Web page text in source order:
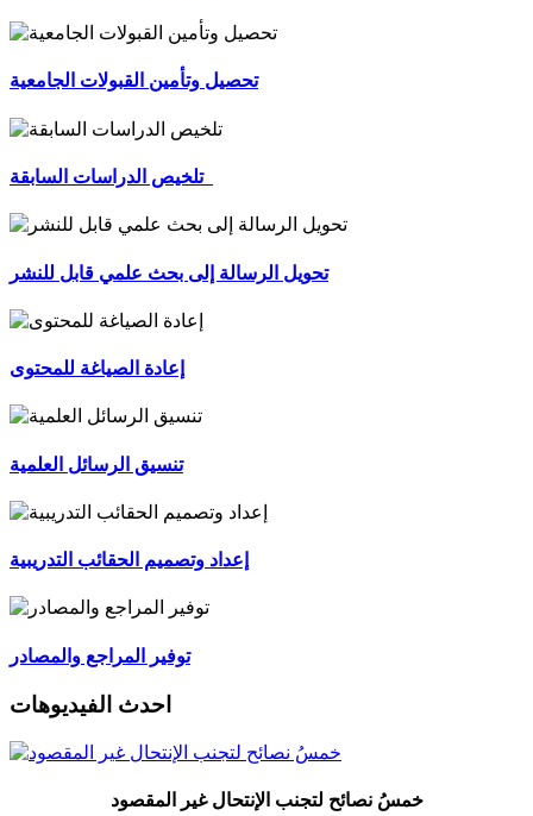
تحصيل وتأمين القبولات الجامعية
تلخيص الدراسات السابقة
تحويل الرسالة إلى بحث علمي قابل للنشر
إعادة الصياغة للمحتوى
تنسيق الرسائل العلمية
إعداد وتصميم الحقائب التدريبية
توفير المراجع والمصادر
احدث الفيديوهات
خمسُ نصائح لتجنب الإنتحال غير المقصود